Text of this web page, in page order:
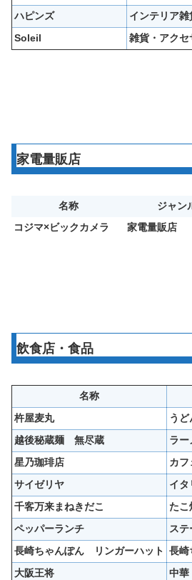
ハピンズ インテリア
Soleil 雑貨・アクセ
家電量販店
名称 ジャン
コジマ×ビックカメラ
家電量販店
飲食店・食品
名称
杵屋麦丸 うど
越後秘蔵麺 無尽蔵 ラー
星乃珈琲店 カフ
サイゼリヤ イタ
千客万来まねきだこ たこ
ペッパーランチ ス
長崎ちゃんぽん リンガーハット 長崎
大阪王将 中華